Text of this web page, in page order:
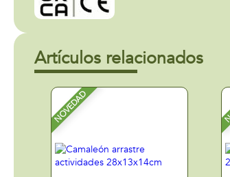
Artículos relacionados
NOVEDAD